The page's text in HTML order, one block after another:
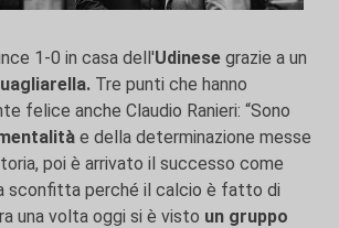
1-0 in casa dell'Udinese grazie a un
Tre punti che hanno
felice anche Claudio Ranieri: “Sono
e della determinazione messe
poi è arrivato il successo come
sconfitta perché il calcio è fatto di
una volta oggi si è visto un gruppo